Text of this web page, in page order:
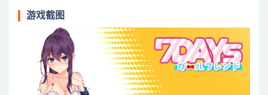
游戏截图